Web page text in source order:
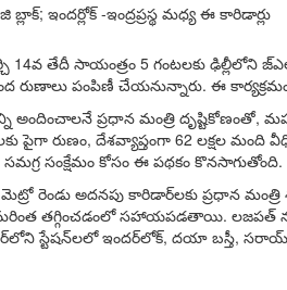
ఇందర్లోక్ -ఇంద్రప్రస్థ మధ్య ఈ కారిడార్లు
14వ తేదీ సాయంత్రం 5 గంటలకు ఢిల్లీలోని
రుణాలు పంపిణీ చేయనున్నారు. ఈ
అందించాలనే ప్రధాన మంత్రి దృష్టికోణంతో,
పైగా రుణం, దేశవ్యాప్తంగా 62 లక్షల
సంక్షేమం కోసం ఈ పథకం కొనసాగుతోంది.
రెండు అదనపు కారిడార్‌లకు ప్రధాన
తగ్గించడంలో సహాయపడతాయి. లజపత్
స్టేషన్‌లలో ఇందర్‌లోక్, దయా బస్తీ,